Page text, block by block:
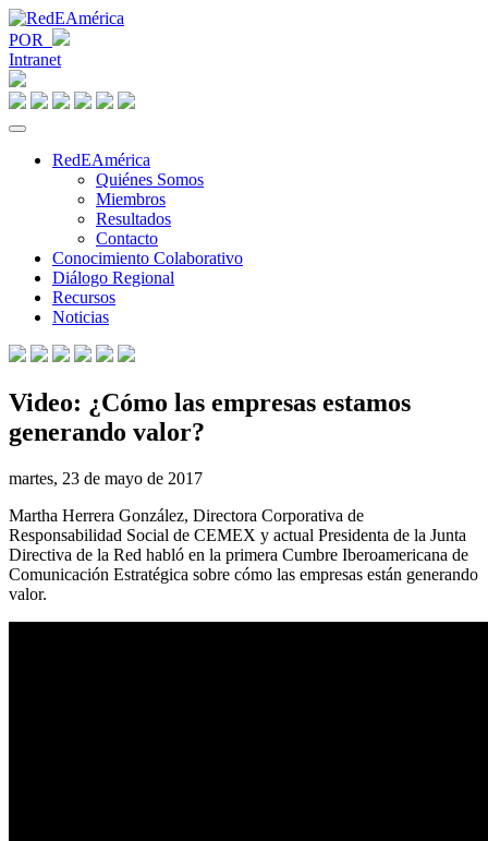
POR
Intranet
RedEAmérica
Quiénes Somos
Miembros
Resultados
Contacto
Conocimiento Colaborativo
Diálogo Regional
Recursos
Noticias
Video: ¿Cómo las empresas estamos
generando valor?
martes, 23 de mayo de 2017
Martha Herrera González, Directora Corporativa de
Responsabilidad Social de CEMEX y actual Presidenta de la Junta
Directiva de la Red habló en la primera Cumbre Iberoamericana de
Comunicación Estratégica sobre cómo las empresas están generando
valor.